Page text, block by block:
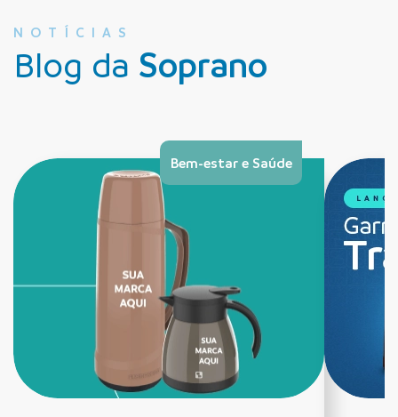
NOTÍCIAS
Blog da Soprano
Bem-estar e Saúde